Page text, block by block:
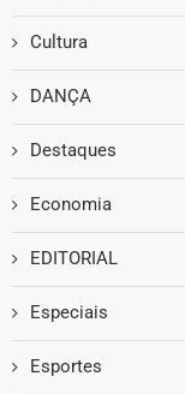
Cultura
DANÇA
Destaques
Economia
EDITORIAL
Especiais
Esportes